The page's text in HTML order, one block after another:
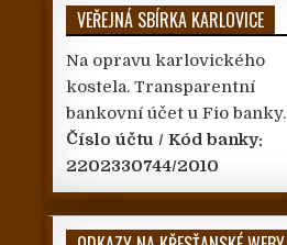
VEŘEJNÁ SBÍRKA KARLOVICE
Na opravu karlovického
kostela. Transparentní
bankovní účet u Fio banky.
Číslo účtu / Kód banky:
2202330744/2010